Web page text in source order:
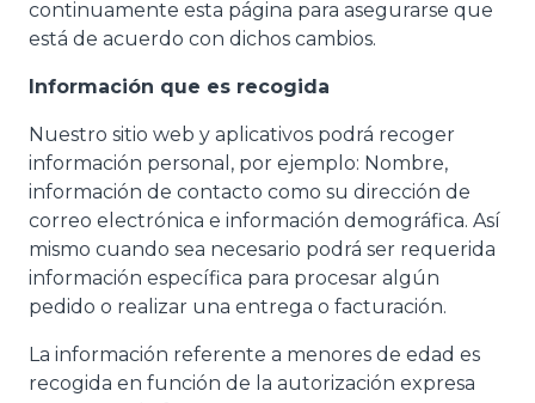
continuamente esta página para asegurarse que
está de acuerdo con dichos cambios.
Información que es recogida
Nuestro sitio web y aplicativos podrá recoger
información personal, por ejemplo: Nombre,
información de contacto como su dirección de
correo electrónica e información demográfica. Así
mismo cuando sea necesario podrá ser requerida
información específica para procesar algún
pedido o realizar una entrega o facturación.
La información referente a menores de edad es
recogida en función de la autorización expresa